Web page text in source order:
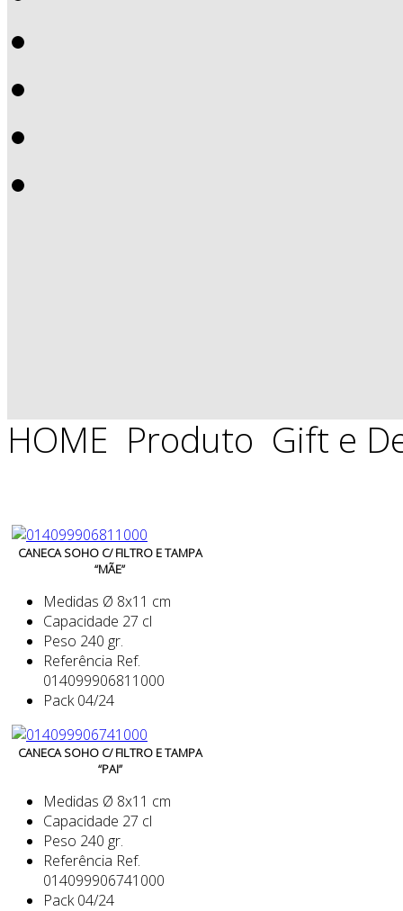
HOME Produto Gift e
CANECA SOHO C/ FILTRO E TAMPA
“MÃE”
Medidas Ø 8x11 cm
Capacidade 27 cl
Peso 240 gr.
Referência Ref.
014099906811000
Pack 04/24
CANECA SOHO C/ FILTRO E TAMPA
“PAI”
Medidas Ø 8x11 cm
Capacidade 27 cl
Peso 240 gr.
Referência Ref.
014099906741000
Pack 04/24